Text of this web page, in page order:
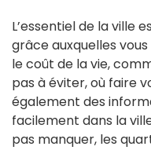
L’essentiel de la ville
grâce auxquelles
le coût de la vie,
pas à éviter, où faire
également des
facilement dans la
pas manquer, les